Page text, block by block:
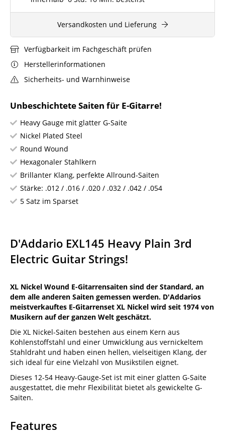
Unbeschichtete Saiten für E-Gitarre!
Heavy Gauge mit glatter G-Saite
Nickel Plated Steel
Round Wound
Hexagonaler Stahlkern
Brillanter Klang, perfekte Allround-Saiten
Stärke: .012 / .016 / .020 / .032 / .042 / .054
5 Satz im Sparset
Versandkosten und Lieferung
Verfügbarkeit im Fachgeschäft prüfen
Herstellerinformationen
Sicherheits- und Warnhinweise
D'Addario EXL145 Heavy Plain 3rd
Electric Guitar Strings!
XL Nickel Wound E-Gitarrensaiten sind der Standard, an
dem alle anderen Saiten gemessen werden. D'Addarios
meistverkauftes E-Gitarrenset XL Nickel wird seit 1974 von
Musikern auf der ganzen Welt geschätzt.
Die XL Nickel-Saiten bestehen aus einem Kern aus
Kohlenstoffstahl und einer Umwicklung aus vernickeltem
Stahldraht und haben einen hellen, vielseitigen Klang, der
sich ideal für eine Vielzahl von Musikstilen eignet.
Dieses 12-54 Heavy-Gauge-Set ist mit einer glatten G-Saite
ausgestattet, die mehr Flexibilität bietet als gewickelte G-
Saiten.
Features